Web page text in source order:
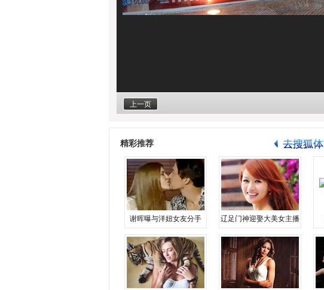
上一页
精彩推荐
谢晖曝与洋妞女友分手 辽足门神迎娶大美女主播